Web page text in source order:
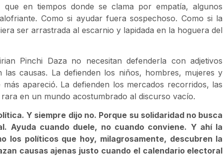
en tiempos donde se clama por empatía, algunos
Como si ayudar fuera sospechoso. Como si la
ser arrastrada al escarnio y lapidada en la hoguera del
Pinchi Daza no necesitan defenderla con adjetivos
las causas. La defienden los niños, hombres, mujeres y
apareció. La defienden los mercados recorridos, las
en un mundo acostumbrado al discurso vacío.
Y siempre dijo no. Porque su solidaridad no busca
Ayuda cuando duele, no cuando conviene. Y ahí la
los políticos que hoy, milagrosamente, descubren la
causas ajenas justo cuando el calendario electoral